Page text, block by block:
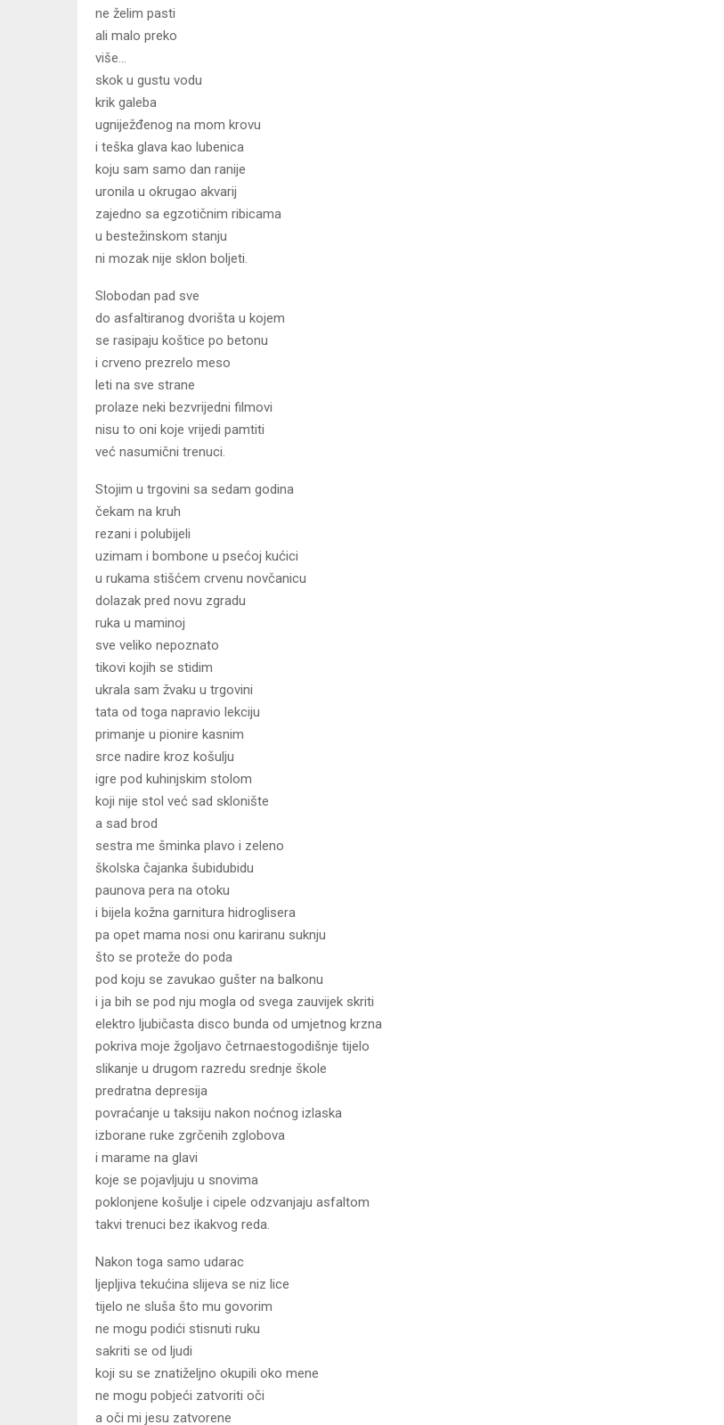
ne želim pasti
ali malo preko
više…
skok u gustu vodu
krik galeba
ugniježđenog na mom krovu
i teška glava kao lubenica
koju sam samo dan ranije
uronila u okrugao akvarij
zajedno sa egzotičnim ribicama
u bestežinskom stanju
ni mozak nije sklon boljeti.
Slobodan pad sve
do asfaltiranog dvorišta u kojem
se rasipaju koštice po betonu
i crveno prezrelo meso
leti na sve strane
prolaze neki bezvrijedni filmovi
nisu to oni koje vrijedi pamtiti
već nasumični trenuci.
Stojim u trgovini sa sedam godina
čekam na kruh
rezani i polubijeli
uzimam i bombone u psećoj kućici
u rukama stišćem crvenu novčanicu
dolazak pred novu zgradu
ruka u maminoj
sve veliko nepoznato
tikovi kojih se stidim
ukrala sam žvaku u trgovini
tata od toga napravio lekciju
primanje u pionire kasnim
srce nadire kroz košulju
igre pod kuhinjskim stolom
koji nije stol već sad sklonište
a sad brod
sestra me šminka plavo i zeleno
školska čajanka šubidubidu
paunova pera na otoku
i bijela kožna garnitura hidroglisera
pa opet mama nosi onu kariranu suknju
što se proteže do poda
pod koju se zavukao gušter na balkonu
i ja bih se pod nju mogla od svega zauvijek skriti
elektro ljubičasta disco bunda od umjetnog krzna
pokriva moje žgoljavo četrnaestogodišnje tijelo
slikanje u drugom razredu srednje škole
predratna depresija
povraćanje u taksiju nakon noćnog izlaska
izborane ruke zgrčenih zglobova
i marame na glavi
koje se pojavljuju u snovima
poklonjene košulje i cipele odzvanjaju asfaltom
takvi trenuci bez ikakvog reda.
Nakon toga samo udarac
ljepljiva tekućina slijeva se niz lice
tijelo ne sluša što mu govorim
ne mogu podići stisnuti ruku
sakriti se od ljudi
koji su se znatiželjno okupili oko mene
ne mogu pobjeći zatvoriti oči
a oči mi jesu zatvorene